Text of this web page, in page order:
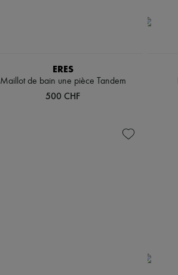
ERES
Maillot de bain une pièce Tandem
500 CHF